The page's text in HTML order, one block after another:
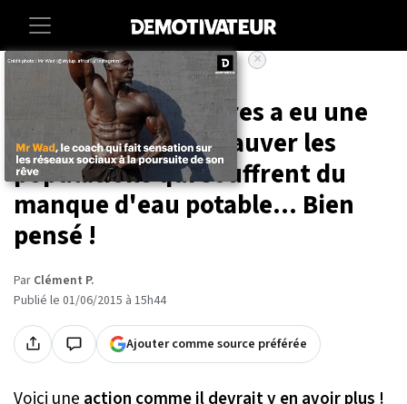
Societe
Un brasseur de bières a eu une
idée géniale pour sauver les
populations qui souffrent du
manque d'eau potable... Bien
pensé !
Par Clément P.
Publié le 01/06/2015 à 15h44
Ajouter comme source préférée
Voici une action comme il devrait y en avoir plus !
×